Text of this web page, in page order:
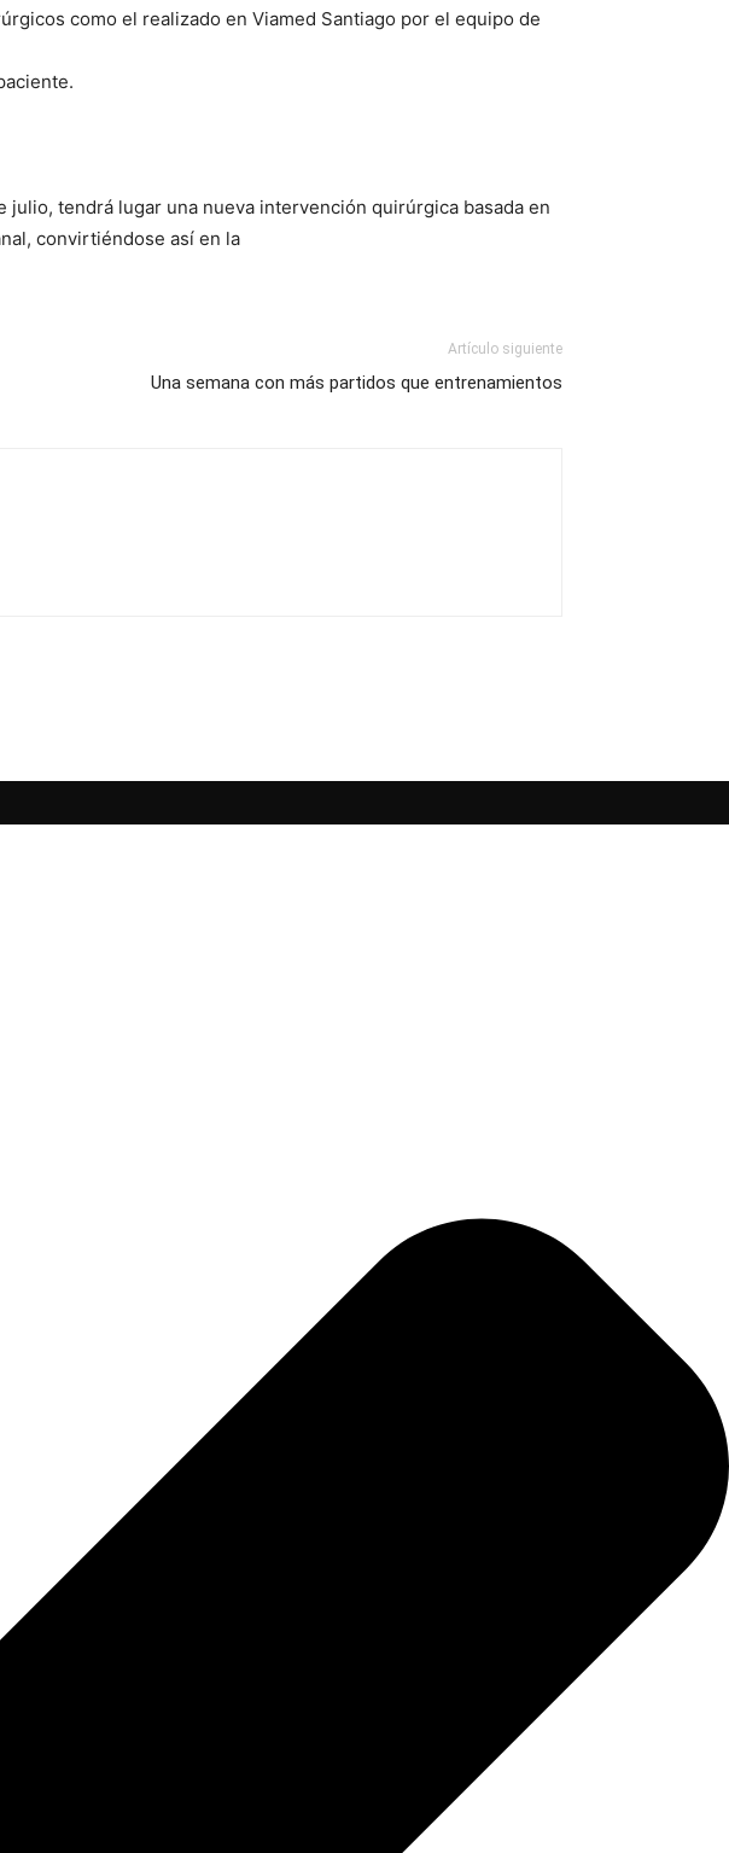
como el realizado en Viamed Santiago por el equipo de
tendrá lugar una nueva intervención quirúrgica basada en
convirtiéndose así en la
Artículo siguiente
Una semana con más partidos que entrenamientos